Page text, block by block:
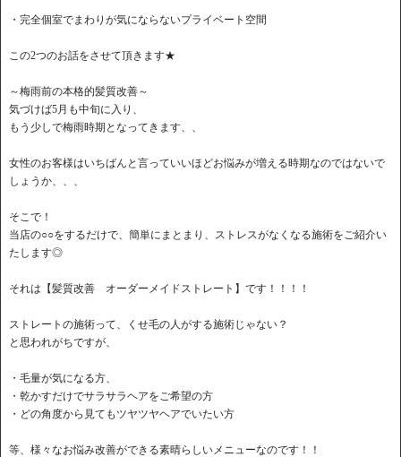
・完全個室でまわりが気にならないプライベート空間
この2つのお話をさせて頂きます★
～梅雨前の本格的髪質改善～
気づけば5月も中旬に入り、
もう少しで梅雨時期となってきます、、
女性のお客様はいちばんと言っていいほどお悩みが増える時期なのではないで
しょうか、、、
そこで！
当店の○○をするだけで、簡単にまとまり、ストレスがなくなる施術をご紹介い
たします◎
それは【髪質改善 オーダーメイドストレート】です！！！！
ストレートの施術って、くせ毛の人がする施術じゃない？
と思われがちですが、
・毛量が気になる方、
・乾かすだけでサラサラヘアをご希望の方
・どの角度から見てもツヤツヤヘアでいたい方
等、様々なお悩み改善ができる素晴らしいメニューなのです！！